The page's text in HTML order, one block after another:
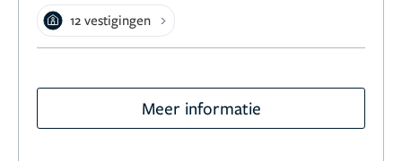
12 vestigingen
Meer informatie